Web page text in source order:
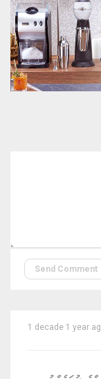
Send Comment
1 decade 1 year